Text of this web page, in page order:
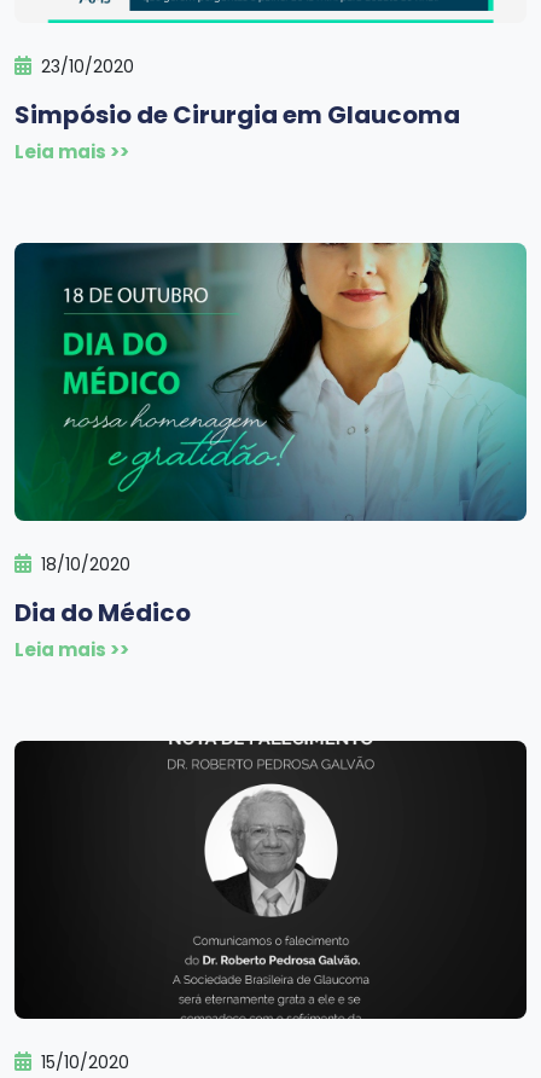
23/10/2020
Simpósio de Cirurgia em Glaucoma
Leia mais >>
18/10/2020
Dia do Médico
Leia mais >>
15/10/2020